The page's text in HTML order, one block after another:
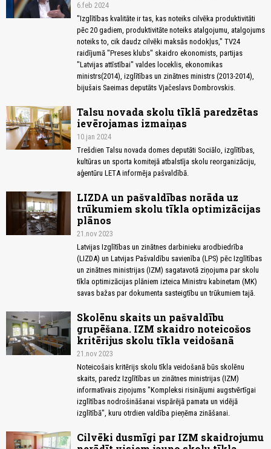
6.feb 2024
"Izglītības kvalitāte ir tas, kas noteiks cilvēka produktivitāti
pēc 20 gadiem, produktivitāte noteiks atalgojumu, atalgojums
noteiks to, cik daudz cilvēki maksās nodokļus," TV24
raidījumā "Preses klubs" skaidro ekonomists, partijas
"Latvijas attīstībai" valdes loceklis, ekonomikas
ministrs(2014), izglītības un zinātnes ministrs (2013-2014),
bijušais Saeimas deputāts Vjačeslavs Dombrovskis.
Talsu novada skolu tīklā paredzētas
ievērojamas izmaiņas
10.jan 2024
Trešdien Talsu novada domes deputāti Sociālo, izglītības,
kultūras un sporta komitejā atbalstīja skolu reorganizāciju,
aģentūru LETA informēja pašvaldībā.
LIZDA un pašvaldības norāda uz
trūkumiem skolu tīkla optimizācijas
plānos
21.nov 2023
Latvijas Izglītības un zinātnes darbinieku arodbiedrība
(LIZDA) un Latvijas Pašvaldību savienība (LPS) pēc Izglītības
un zinātnes ministrijas (IZM) sagatavotā ziņojuma par skolu
tīkla optimizācijas plāniem izteica Ministru kabinetam (MK)
savas bažas par dokumenta sasteigtību un trūkumiem tajā.
Skolēnu skaits un pašvaldību
grupēšana. IZM skaidro noteicošos
kritērijus skolu tīkla veidošanā
21.nov 2023
Noteicošais kritērijs skolu tīkla veidošanā būs skolēnu
skaits, paredz Izglītības un zinātnes ministrijas (IZM)
informatīvais ziņojums "Kompleksi risinājumi augstvērtīgai
izglītības nodrošināšanai vispārējā pamata un vidējā
izglītībā", kuru otrdien valdība pieņēma zināšanai.
Cilvēki dusmīgi par IZM skaidrojumu